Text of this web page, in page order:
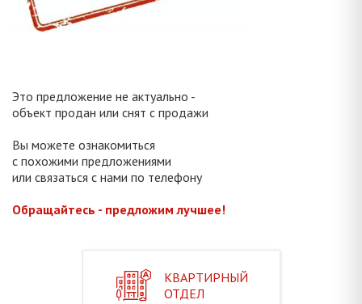
Это предложение не актуально -
объект продан или снят с продажи
Вы можете ознакомиться
с похожими предложениями
или связаться с нами по телефону
Обращайтесь - предложим лучшее!
КВАРТИРНЫЙ
ОТДЕЛ